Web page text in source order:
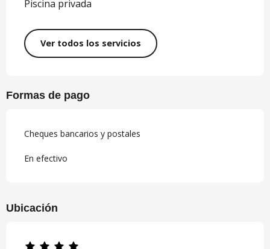
Piscina privada
Ver todos los servicios
Formas de pago
Cheques bancarios y postales
En efectivo
Ubicación